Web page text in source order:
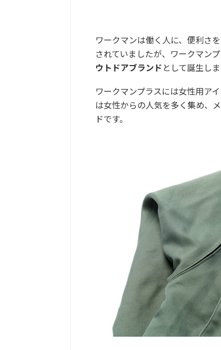
ワークマンは働く人に、便利さ
されていましたが、ワークマン
ウトドアブランド として誕生し
ワークマンプラスには女性用ア
は女性からの人気を多く集め、
ドです。